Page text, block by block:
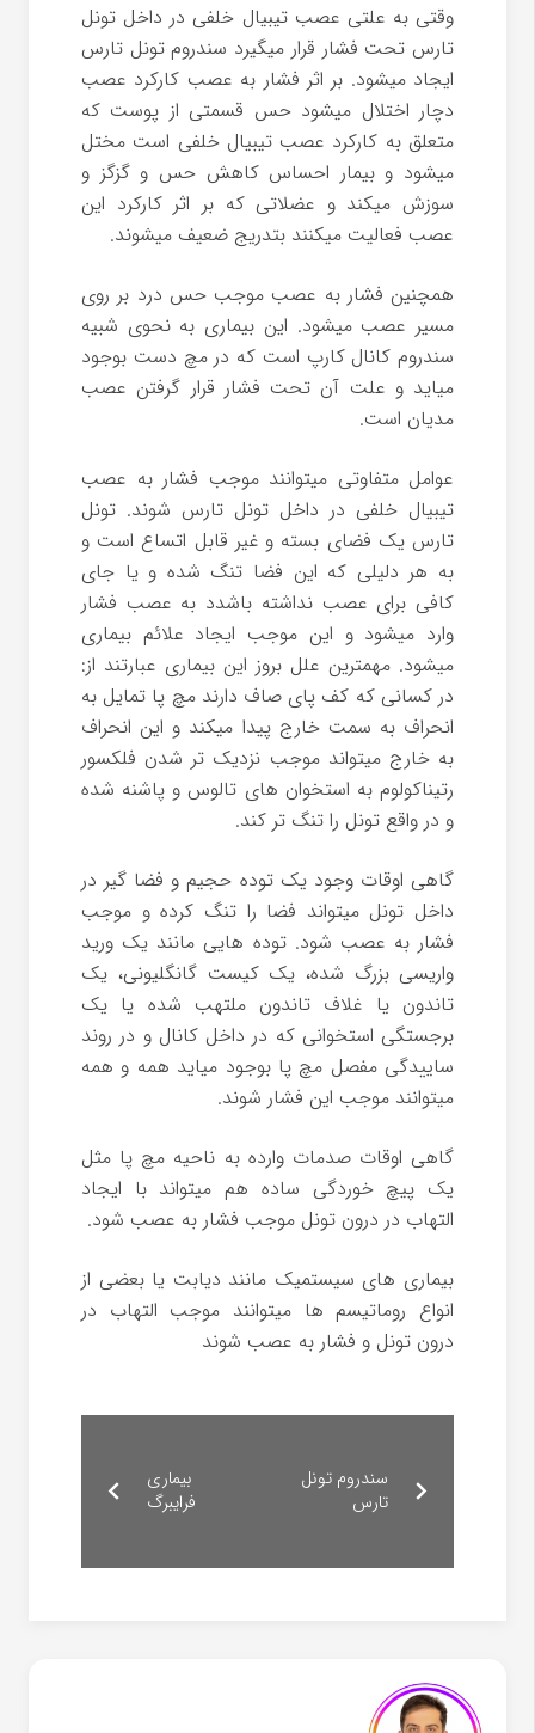
وقتی به علتی عصب تیبیال خلفی در داخل تونل
تارس تحت فشار قرار میگیرد سندروم تونل تارس
ایجاد میشود. بر اثر فشار به عصب کارکرد عصب
دچار اختلال میشود حس قسمتی از پوست که
متعلق به کارکرد عصب تیبیال خلفی است مختل
میشود و بیمار احساس کاهش حس و گزگز و
سوزش میکند و عضلاتی که بر اثر کارکرد این
عصب فعالیت میکنند بتدریج ضعیف میشوند.
همچنین فشار به عصب موجب حس درد بر روی
مسیر عصب میشود. این بیماری به نحوی شبیه
سندروم کانال کارپ است که در مچ دست بوجود
میاید و علت آن تحت فشار قرار گرفتن عصب
مدیان است.
عوامل متفاوتی میتوانند موجب فشار به عصب
تیبیال خلفی در داخل تونل تارس شوند. تونل
تارس یک فضای بسته و غیر قابل اتساع است و
به هر دلیلی که این فضا تنگ شده و یا جای
کافی برای عصب نداشته باشدد به عصب فشار
وارد میشود و این موجب ایجاد علائم بیماری
میشود. مهمترین علل بروز این بیماری عبارتند از:
در کسانی که کف پای صاف دارند مچ پا تمایل به
انحراف به سمت خارج پیدا میکند و این انحراف
به خارج میتواند موجب نزدیک تر شدن فلکسور
رتیناکولوم به استخوان های تالوس و پاشنه شده
و در واقع تونل را تنگ تر کند.
گاهی اوقات وجود یک توده حجیم و فضا گیر در
داخل تونل میتواند فضا را تنگ کرده و موجب
فشار به عصب شود. توده هایی مانند یک ورید
واریسی بزرگ شده، یک کیست گانگلیونی، یک
تاندون یا غلاف تاندون ملتهب شده یا یک
برجستگی استخوانی که در داخل کانال و در روند
ساییدگی مفصل مچ پا بوجود میاید همه و همه
میتوانند موجب این فشار شوند.
گاهی اوقات صدمات وارده به ناحیه مچ پا مثل
یک پیچ خوردگی ساده هم میتواند با ایجاد
التهاب در درون تونل موجب فشار به عصب شود.
بیماری های سیستمیک مانند دیابت یا بعضی از
انواع روماتیسم ها میتوانند موجب التهاب در
درون تونل و فشار به عصب شوند
بیماری
فرایبرگ
سندروم تونل
تارس